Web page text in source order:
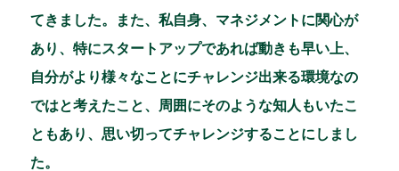
てきました。また、私自身、マネジメントに関心が
あり、特にスタートアップであれば動きも早い上、
自分がより様々なことにチャレンジ出来る環境なの
ではと考えたこと、周囲にそのような知人もいたこ
ともあり、思い切ってチャレンジすることにしまし
た。